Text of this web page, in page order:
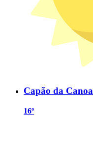
Capão da Canoa
16º